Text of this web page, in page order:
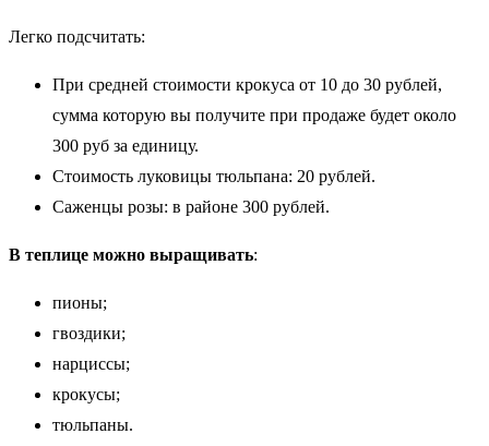
Легко подсчитать:
При средней стоимости крокуса от 10 до 30 рублей,
сумма которую вы получите при продаже будет около
300 руб за единицу.
Стоимость луковицы тюльпана: 20 рублей.
Саженцы розы: в районе 300 рублей.
В теплице можно выращивать:
пионы;
гвоздики;
нарциссы;
крокусы;
тюльпаны.